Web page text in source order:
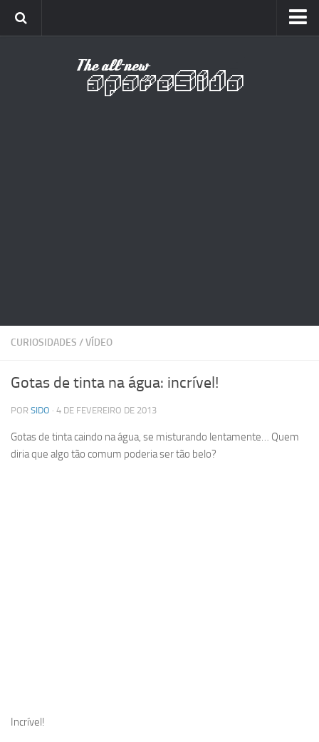
CURIOSIDADES /VÍDEO
Gotas de tinta na água: incrível!
POR SIDO · 4 DE FEVEREIRO DE 2013
Gotas de tinta caindo na água, se misturando lentamente… Quem
diria que algo tão comum poderia ser tão belo?
Incrível!